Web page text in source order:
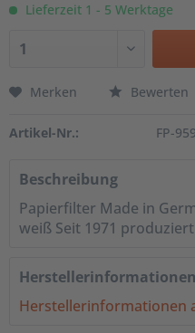
Lieferzeit 1 - 5 Werktage
Merken Bewerten
Artikel-Nr.: FP-
Beschreibung
Papierfilter Made in
weiß Seit 1971 produziert
Herstellerinformationen
Herstellerinformationen